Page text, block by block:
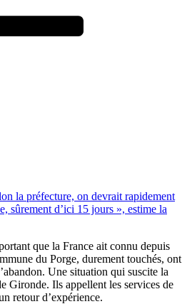
la préfecture, on devrait rapidement
sûrement d’ici 15 jours », estime la
que la France ait connu depuis
du Porge, durement touchés, ont
Une situation qui suscite la
Gironde. Ils appellent les services de
retour d’expérience.